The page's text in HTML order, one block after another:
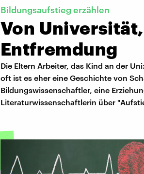
Bildungsaufstieg erzählen
Von
Entfremdung
Die Eltern Arbeiter, das Kind an der
oft ist es eher eine Geschichte von
Bildungswissenschaftler, eine
Literaturwissenschaftlerin über